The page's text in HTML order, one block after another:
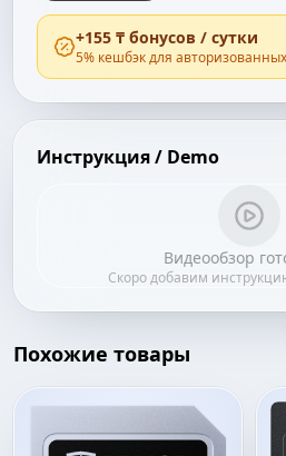
+155 ₸ бонусов / сутки
5% кешбэк для
Инструкция / Demo
Видеообзор
Скоро добавим
Похожие товары